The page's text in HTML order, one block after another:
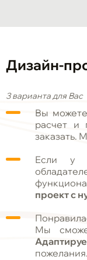
Дизайн-
3 варианта для Вас
Вы
расчет и
заказать.
Если у
проект с
Мы
пожелания.